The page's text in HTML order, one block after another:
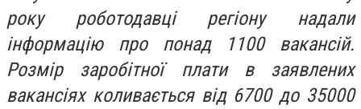
року роботодавці регіону надали
інформацію про понад 1100 вакансій.
Розмір заробітної плати в заявлених
вакансіях коливається від 6700 до 35000